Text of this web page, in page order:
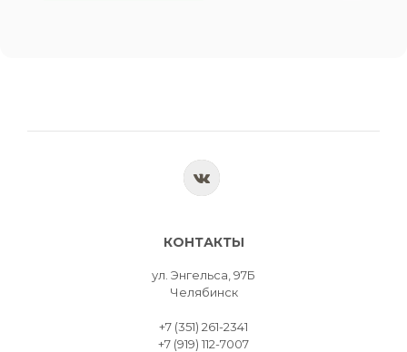
КОНТАКТЫ
ул. Энгельса, 97Б
Челябинск
+7 (351) 261-2341
+7 (919) 112-7007